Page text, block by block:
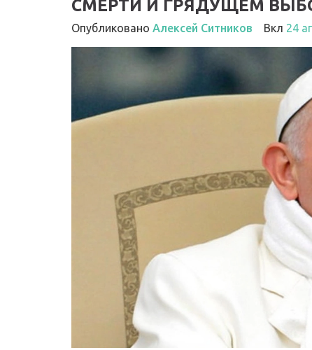
СМЕРТИ И ГРЯДУЩЕМ
Опубликовано Алексей Ситников Вкл 24